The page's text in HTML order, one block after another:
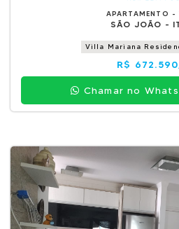
APARTAMENTO -
SÃO JOÃO -
Villa Mariana
R$
Chamar no